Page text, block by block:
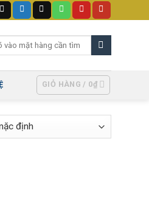
GIỎ HÀNG / 0₫